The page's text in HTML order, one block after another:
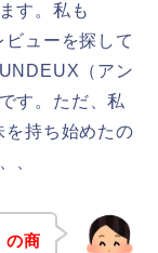
す。私も
ューを探して
（アン
す。ただ、私
持ち始めたの
、
の商